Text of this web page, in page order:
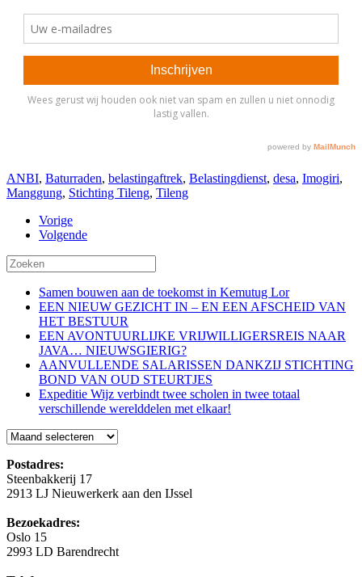
ANBI, Baturraden, belastingaftrek, Belastingdienst, desa, Imogiri,
Manggung, Stichting Tileng, Tileng
Vorige
Volgende
Samen bouwen aan de toekomst in Kemutug Lor
EEN NIEUW GEZICHT IN – EN EEN AFSCHEID VAN
HET BESTUUR
EEN AVONTUURLIJKE VRIJWILLIGERSREIS NAAR
JAVA… NIEUWSGIERIG?
AANVULLENDE SALARISSEN DANKZIJ STICHTING
BOND VAN OUD STEURTJES
Expeditie Wijz verbindt twee scholen in twee totaal
verschillende werelddelen met elkaar!
Blog
Postadres:
Steenbakkerij 17
2913 LJ Nieuwerkerk aan den IJssel
Bezoekadres:
Oslo 15
2993 LD Barendrecht